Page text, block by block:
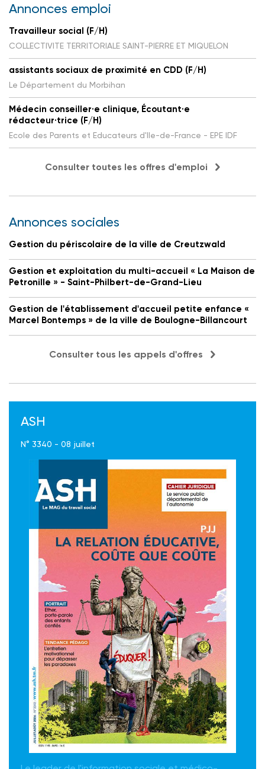
Annonces emploi
Travailleur social (F/H)
COLLECTIVITE TERRITORIALE SAINT-PIERRE ET MIQUELON
assistants sociaux de proximité en CDD (F/H)
Le Département du Morbihan
Médecin conseiller·e clinique, Écoutant·e
rédacteur·trice (F/H)
Ecole des Parents et Educateurs d'Ile-de-France - EPE IDF
Consulter toutes les offres d'emploi
Annonces sociales
Gestion du périscolaire de la ville de Creutzwald
Gestion et exploitation du multi-accueil « La Maison de
Petronille » - Saint-Philbert-de-Grand-Lieu
Gestion de l'établissement d'accueil petite enfance «
Marcel Bontemps » de la ville de Boulogne-Billancourt
Consulter tous les appels d'offres
ASH
N° 3340 - 08 juillet